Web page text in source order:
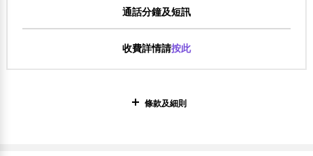
通話分鐘及短訊
收費詳情請按此
條款及細則